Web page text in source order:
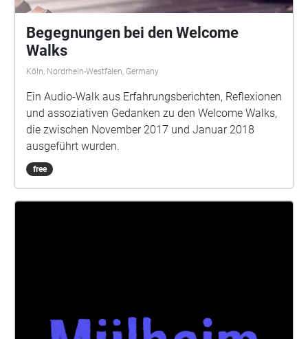
Begegnungen bei den Welcome
Walks
Köln, Nordrhein-Westfalen, Germany
Ein Audio-Walk aus Erfahrungsberichten, Reflexionen
und assoziativen Gedanken zu den Welcome Walks,
die zwischen November 2017 und Januar 2018
ausgeführt wurden.
free